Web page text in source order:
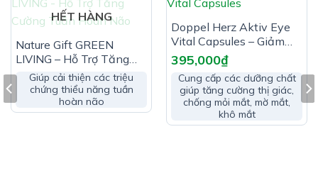
HẾT HÀNG
Nature Gift GREEN
LIVING – Hỗ Trợ Tăng
Cường Tuần Hoàn Não
Giúp cải thiện các triệu
chứng thiểu năng tuần
hoàn não
Doppel Herz Aktiv Eye
Vital Capsules – Giảm
Mờ Mắt, Mỏi Mắt, Khô
395,000₫
Cung cấp các dưỡng chất
giúp tăng cường thị giác,
chống mỏi mắt, mờ mắt,
khô mắt